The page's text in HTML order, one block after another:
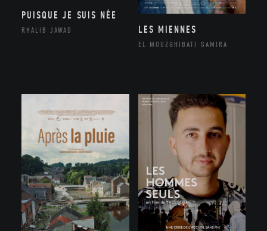
PUISQUE JE SUIS NÉE
RHALIB JAWAD LES MIENNES
EL MOUZGHIBATI SAMIRA